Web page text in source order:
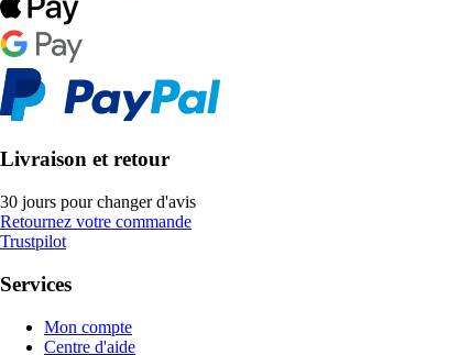
Livraison et retour
30 jours pour changer d'avis
Retournez votre commande
Trustpilot
Services
Mon compte
Centre d'aide